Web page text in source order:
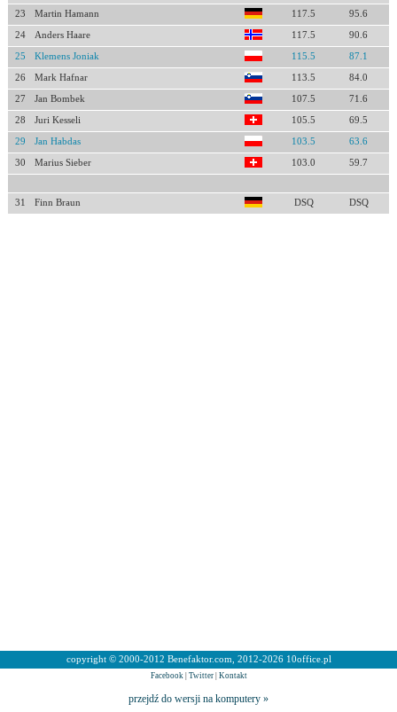
23 Martin Hamann 117.5 95.6
24 Anders Haare 117.5 90.6
25 Klemens Joniak 115.5 87.1
26 Mark Hafnar 113.5 84.0
27 Jan Bombek 107.5 71.6
28 Juri Kesseli 105.5 69.5
29 Jan Habdas 103.5 63.6
30 Marius Sieber 103.0 59.7
31 Finn Braun DSQ DSQ
copyright © 2000-2012 Benefaktor.com, 2012-2026 10office.pl
Facebook| Twitter| Kontakt
przejdź do wersji na komputery »